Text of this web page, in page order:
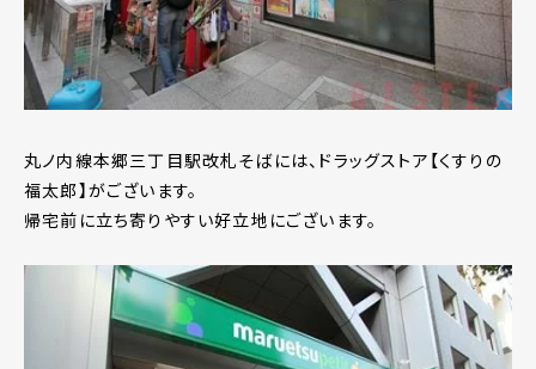
丸ノ内線本郷三丁目駅改札そばには、ドラッグストア【くすりの
福太郎】がございます。
帰宅前に立ち寄りやすい好立地にございます。